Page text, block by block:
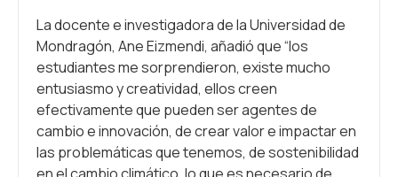
La docente e investigadora de la Universidad de
Mondragón, Ane Eizmendi, añadió que “los
estudiantes me sorprendieron, existe mucho
entusiasmo y creatividad, ellos creen
efectivamente que pueden ser agentes de
cambio e innovación, de crear valor e impactar en
las problemáticas que tenemos, de sostenibilidad